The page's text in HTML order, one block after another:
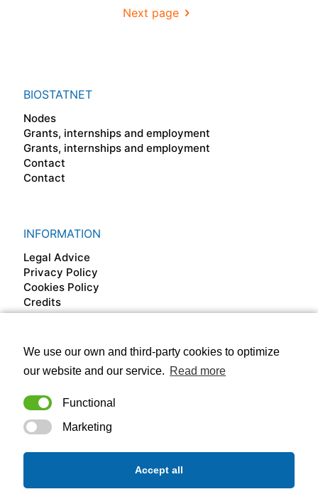
We use our own and third-party cookies to optimize
our website and our service. Read more
Functional
Marketing
Accept all
Next page
BIOSTATNET
Nodes
Grants, internships and employment
Grants, internships and employment
Contact
Contact
INFORMATION
Legal Advice
Privacy Policy
Cookies Policy
Credits
FOLLOW US ON